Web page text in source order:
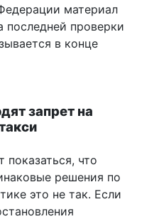
материал
последней проверки
в конце
запрет на
что
решения по
это не так. Если